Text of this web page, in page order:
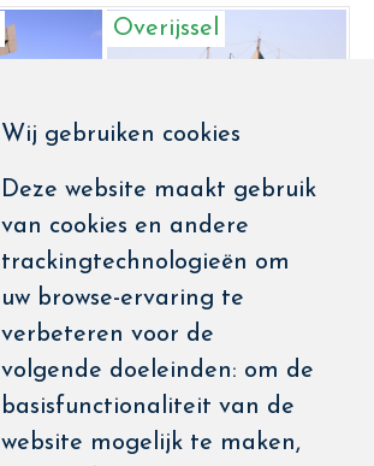
Wij gebruiken cookies
Deze website maakt gebruik
van cookies en andere
trackingtechnologieën om
uw browse-ervaring te
verbeteren voor de
volgende doeleinden: om de
basisfunctionaliteit van de
website mogelijk te maken,
Overijssel
Friesland